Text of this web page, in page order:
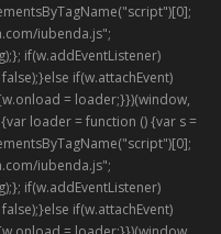
iubenda.js";
if(w.addEventListener)
if(w.attachEvent)
= loader;}})(window,
loader = function () {var s =
iubenda.js";
if(w.addEventListener)
if(w.attachEvent)